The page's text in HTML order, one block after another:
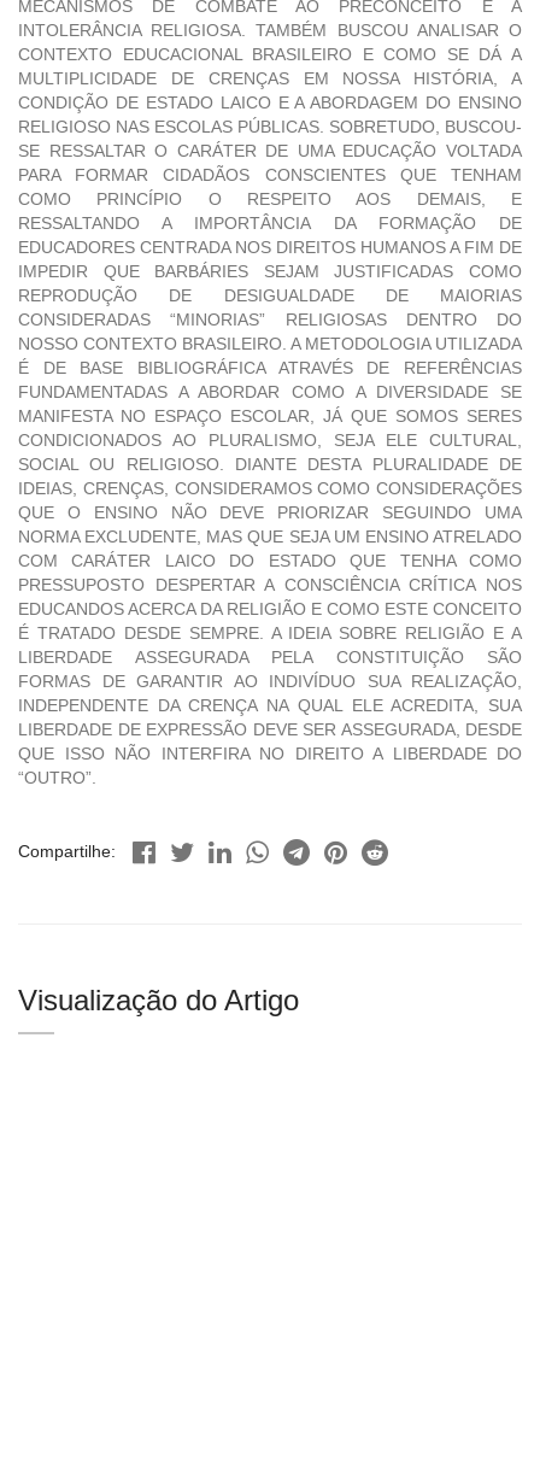
MECANISMOS DE COMBATE AO PRECONCEITO E A
INTOLERÂNCIA RELIGIOSA. TAMBÉM BUSCOU ANALISAR O
CONTEXTO EDUCACIONAL BRASILEIRO E COMO SE DÁ A
MULTIPLICIDADE DE CRENÇAS EM NOSSA HISTÓRIA, A
CONDIÇÃO DE ESTADO LAICO E A ABORDAGEM DO ENSINO
RELIGIOSO NAS ESCOLAS PÚBLICAS. SOBRETUDO, BUSCOU-
SE RESSALTAR O CARÁTER DE UMA EDUCAÇÃO VOLTADA
PARA FORMAR CIDADÃOS CONSCIENTES QUE TENHAM
COMO PRINCÍPIO O RESPEITO AOS DEMAIS, E
RESSALTANDO A IMPORTÂNCIA DA FORMAÇÃO DE
EDUCADORES CENTRADA NOS DIREITOS HUMANOS A FIM DE
IMPEDIR QUE BARBÁRIES SEJAM JUSTIFICADAS COMO
REPRODUÇÃO DE DESIGUALDADE DE MAIORIAS
CONSIDERADAS “MINORIAS” RELIGIOSAS DENTRO DO
NOSSO CONTEXTO BRASILEIRO. A METODOLOGIA UTILIZADA
É DE BASE BIBLIOGRÁFICA ATRAVÉS DE REFERÊNCIAS
FUNDAMENTADAS A ABORDAR COMO A DIVERSIDADE SE
MANIFESTA NO ESPAÇO ESCOLAR, JÁ QUE SOMOS SERES
CONDICIONADOS AO PLURALISMO, SEJA ELE CULTURAL,
SOCIAL OU RELIGIOSO. DIANTE DESTA PLURALIDADE DE
IDEIAS, CRENÇAS, CONSIDERAMOS COMO CONSIDERAÇÕES
QUE O ENSINO NÃO DEVE PRIORIZAR SEGUINDO UMA
NORMA EXCLUDENTE, MAS QUE SEJA UM ENSINO ATRELADO
COM CARÁTER LAICO DO ESTADO QUE TENHA COMO
PRESSUPOSTO DESPERTAR A CONSCIÊNCIA CRÍTICA NOS
EDUCANDOS ACERCA DA RELIGIÃO E COMO ESTE CONCEITO
É TRATADO DESDE SEMPRE. A IDEIA SOBRE RELIGIÃO E A
LIBERDADE ASSEGURADA PELA CONSTITUIÇÃO SÃO
FORMAS DE GARANTIR AO INDIVÍDUO SUA REALIZAÇÃO,
INDEPENDENTE DA CRENÇA NA QUAL ELE ACREDITA, SUA
LIBERDADE DE EXPRESSÃO DEVE SER ASSEGURADA, DESDE
QUE ISSO NÃO INTERFIRA NO DIREITO A LIBERDADE DO
“OUTRO”.
Compartilhe:
Visualização do Artigo